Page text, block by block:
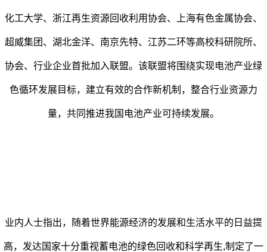
化工大学、浙江再生资源回收利用协会、上海有色金属协会、
超威集团、湖北金洋、南京先特、江苏二环等高校科研院所、
协会、行业企业首批加入联盟。该联盟将围绕实现电池产业绿
色循环发展目标，建立有效的合作新机制，整合行业资源力
量，共同推进我国电池产业可持续发展。
业内人士指出，随着世界能源经济的发展和生活水平的日益提
高，发达国家十分重视蓄电池的绿色回收和科学再生,制定了一